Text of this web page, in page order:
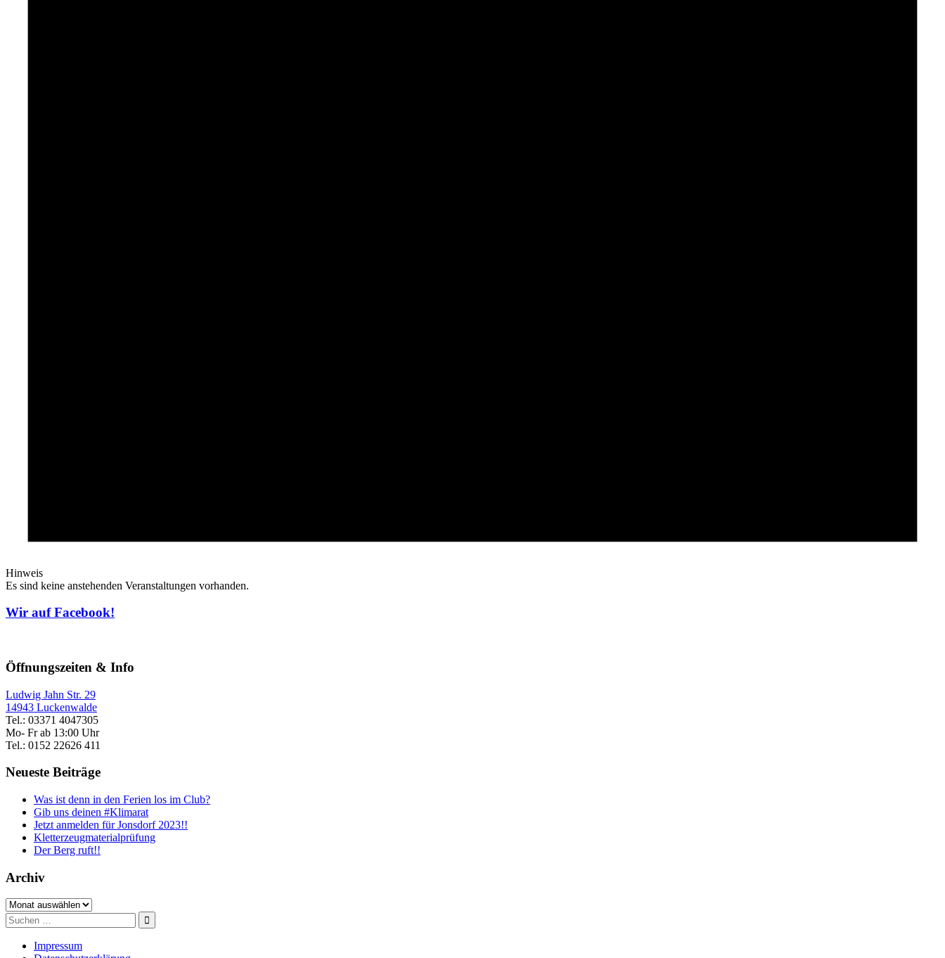
Hinweis
Es sind keine anstehenden Veranstaltungen vorhanden.
Wir auf Facebook!
Öffnungszeiten & Info
Ludwig Jahn Str. 29
14943 Luckenwalde
Tel.: 03371 4047305
Mo- Fr ab 13:00 Uhr
Tel.: 0152 22626 411
Neueste Beiträge
Was ist denn in den Ferien los im Club?
Gib uns deinen #Klimarat
Jetzt anmelden für Jonsdorf 2023!!
Kletterzeugmaterialprüfung
Der Berg ruft!!
Archiv
Archiv
Suche
nach:
Impressum